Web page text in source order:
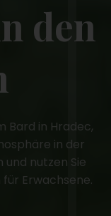
den
Bard in Hradec,
in der
nutzen Sie
Erwachsene.